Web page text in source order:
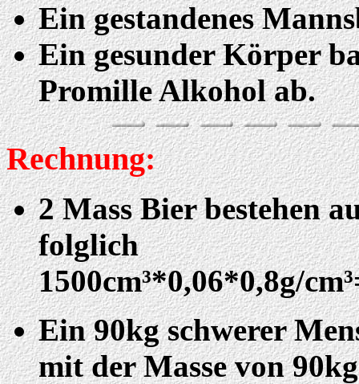
Ein gestandenes
Ein gesunder Körper
Promille Alkohol ab.
Rechnung:
2 Mass Bier bestehen
folglich
1500cm³*0,06*0,8g/
Ein 90kg schwerer
mit der Masse von